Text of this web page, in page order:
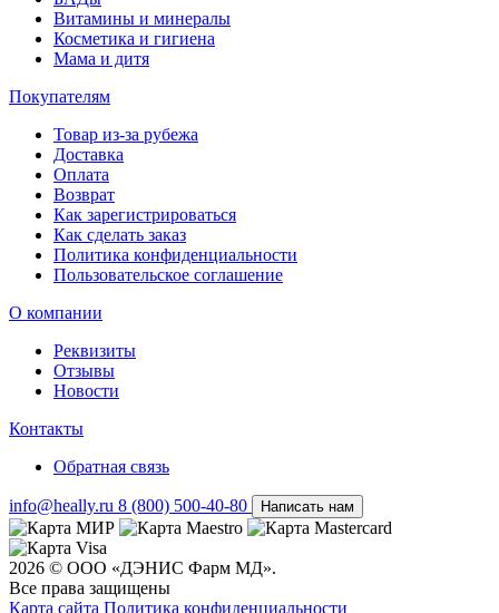
Витамины и минералы
Косметика и гигиена
Мама и дитя
Покупателям
Товар из-за рубежа
Доставка
Оплата
Возврат
Как зарегистрироваться
Как сделать заказ
Политика конфиденциальности
Пользовательское соглашение
О компании
Реквизиты
Отзывы
Новости
Контакты
Обратная связь
info@heally.ru 8 (800) 500-40-80 Написать нам
2026 © ООО «ДЭНИС Фарм МД».
Все права защищены
Карта сайта Политика конфиден­циальности